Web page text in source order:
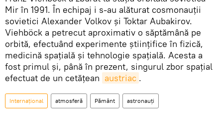
Mir în 1991. În echipaj i s-au alăturat cosmonauții
sovietici Alexander Volkov și Toktar Aubakirov.
Viehböck a petrecut aproximativ o săptămână pe
orbită, efectuând experimente științifice în fizică,
medicină spațială și tehnologie spațială. Acesta a
fost primul și, până în prezent, singurul zbor spațial
efectuat de un cetățean austriac .
Internațional atmosferă Pământ astronauți